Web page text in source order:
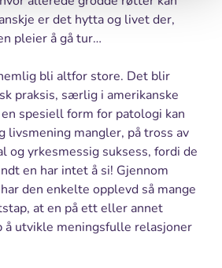
er det hytta og livet der,
pleier å gå tur…
bli altfor store. Det blir
praksis, særlig i amerikanske
spesiell form for patologi kan
livsmening mangler, på tross av
og yrkesmessig suksess, fordi de
en har intet å si! Gjennom
den enkelte opplevd så mange
at en på ett eller annet
å utvikle meningsfulle relasjoner